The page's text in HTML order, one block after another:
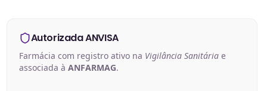
Autorizada ANVISA
Farmácia com registro ativo na Vigilância Sanitáriae
associada à ANFARMAG.